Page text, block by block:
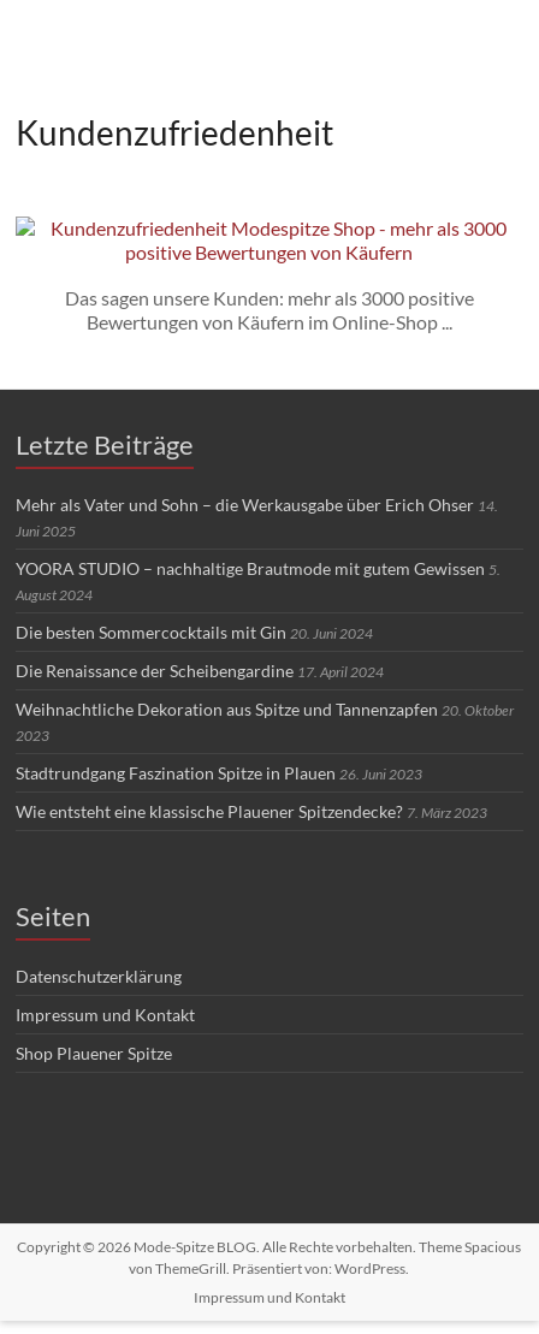
Kundenzufriedenheit
Das sagen unsere Kunden: mehr als 3000 positive
Bewertungen von Käufern im Online-Shop ...
Letzte Beiträge
Mehr als Vater und Sohn – die Werkausgabe über Erich Ohser 14.
Juni 2025
YOORA STUDIO – nachhaltige Brautmode mit gutem Gewissen 5.
August 2024
Die besten Sommercocktails mit Gin 20. Juni 2024
Die Renaissance der Scheibengardine 17. April 2024
Weihnachtliche Dekoration aus Spitze und Tannenzapfen 20. Oktober
2023
Stadtrundgang Faszination Spitze in Plauen 26. Juni 2023
Wie entsteht eine klassische Plauener Spitzendecke? 7. März 2023
Seiten
Datenschutzerklärung
Impressum und Kontakt
Shop Plauener Spitze
Copyright © 2026 Mode-Spitze BLOG . Alle Rechte vorbehalten. ThemeSpacious
von ThemeGrill. Präsentiert von:WordPress
Impressum und Kontakt